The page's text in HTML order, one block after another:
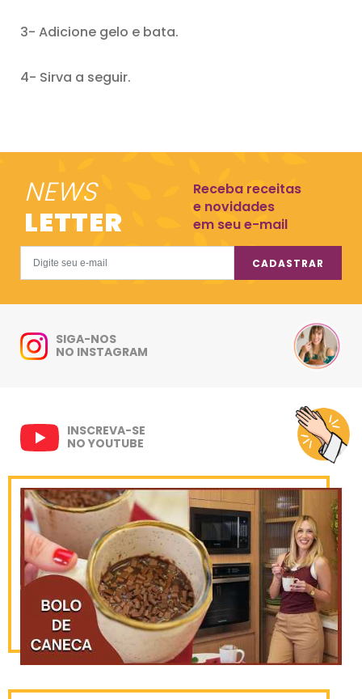
3- Adicione gelo e bata.
4- Sirva a seguir.
NEWS
LETTER
Receba receitas
e novidades
em seu e-mail
CADASTRAR
SIGA-NOS
NO INSTAGRAM
INSCREVA-SE
NO YOUTUBE